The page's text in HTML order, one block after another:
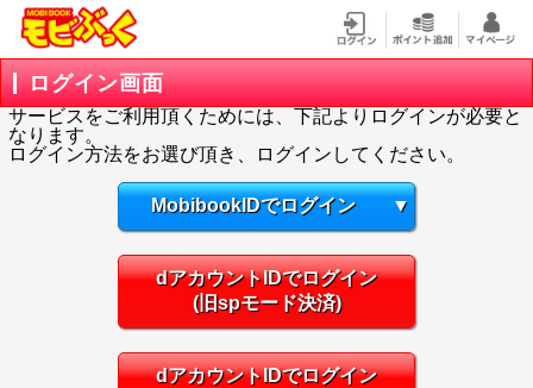
ログイン画面
サービスをご利用頂くためには、下記よりログインが必要と
なります。
ログイン方法をお選び頂き、ログインしてください。
MobibookIDでログイン ▼
dアカウントIDでログイン
(旧spモード決済)
dアカウントIDでログイン